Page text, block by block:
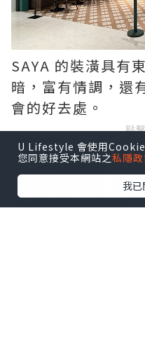
SAYA 的裝潢具有
暗，富有情調，還
會的好去處。
點
U Lifestyle 會使用
您同意接受本網站之私隱
我已